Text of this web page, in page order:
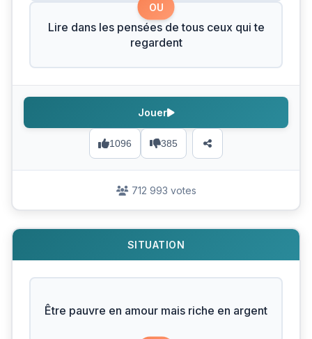
OU
Lire dans les pensées de tous ceux qui te
regardent
1096 385
Jouer
712 993 votes
SITUATION
Être pauvre en amour mais riche en argent